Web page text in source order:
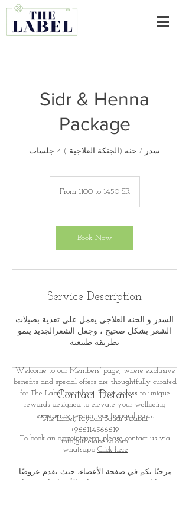
Sidr & Henna
Package
سدر / حنه (الجنكة العلاجية ) 4 جلسات
SR
From 1100 to 1450 SR
Book Now
Service Description
السدر و الحنه العلاجي يعمل على تغذية بصيلات
الشعر بشكل صحيح ، وجعل الشعرالجديد ينمو
بطريقة طبيعية
Contact Details
The Label, Riyadh Saudi Arabia
+966114566619
info@thelabelsa.com
Welcome to our Members’ page, where exclusive
benefits and special offers are thoughtfully curated
for The Label members. Enjoy access to unique
rewards designed to elevate your wellbeing
experience withinour tranquil oasis.
To book an appointment, please contact us via
whatsapp Click here
مرحبًا بكم في صفحة الأعضاء، حيث نقدم عروضًا